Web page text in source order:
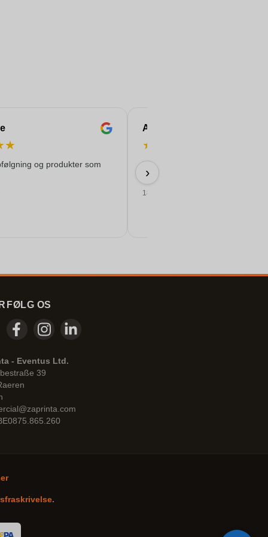
★
og produkter som
Anne-Marie
★
Nem bestilling, god pris og
tiden med flot tryk!
18/06/2026
›
FØLG OS
- Eventus Ltd.
39
.